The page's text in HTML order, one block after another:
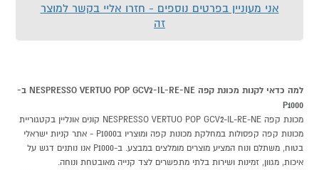
אני מעוניין בפרטים נוספים - חזרו אליי בקשר למוצר
זה
למה כדאי לקנות מכונת קפה NESPRESSO VERTUO POP GCV2-IL-RE-NE ב-
P1000
מכונת קפה NESPRESSO VERTUO POP GCV2-IL-RE-NE קונים אונליין בקטגוריית
מכונות קפה קפסולות במחלקת מכונות קפה ומוצריו בP1000 - אתר קניות ישראלי
בטוח, משתלם ונוח המציע מוצרים מומלצים במבצע. ב-P1000 אנו נותנים דגש על
איכות, מגוון, זמינות ושירות בלתי מתפשרים לצד קנייה מאובטחת ונוחה.